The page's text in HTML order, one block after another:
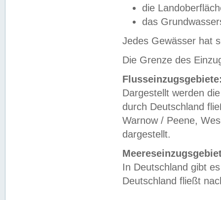
die
das
Jedes Gewässer hat
Die Grenze des
Dargestellt werden
durch Deutschland
Warnow / Peene,
dargestellt.
In Deutschland gibt
Deutschland fließt